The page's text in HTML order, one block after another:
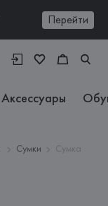
Перейти
Аксессуары
Сумки
Сумка